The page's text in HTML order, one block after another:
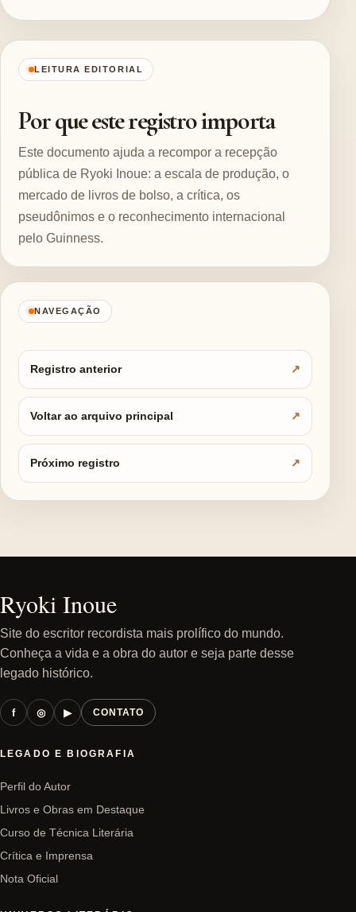
LEITURA EDITORIAL
Por que este registro importa
Este documento ajuda a recompor a recepção
pública de Ryoki Inoue: a escala de produção, o
mercado de livros de bolso, a crítica, os
pseudônimos e o reconhecimento internacional
pelo Guinness.
NAVEGAÇÃO
Registro anterior
Voltar ao arquivo principal
Próximo registro
Ryoki Inoue
Site do escritor recordista mais prolífico do mundo.
Conheça a vida e a obra do autor e seja parte desse
legado histórico.
f ◎ ▶ CONTATO
LEGADO E BIOGRAFIA
Perfil do Autor
Livros e Obras em Destaque
Curso de Técnica Literária
Crítica e Imprensa
Nota Oficial